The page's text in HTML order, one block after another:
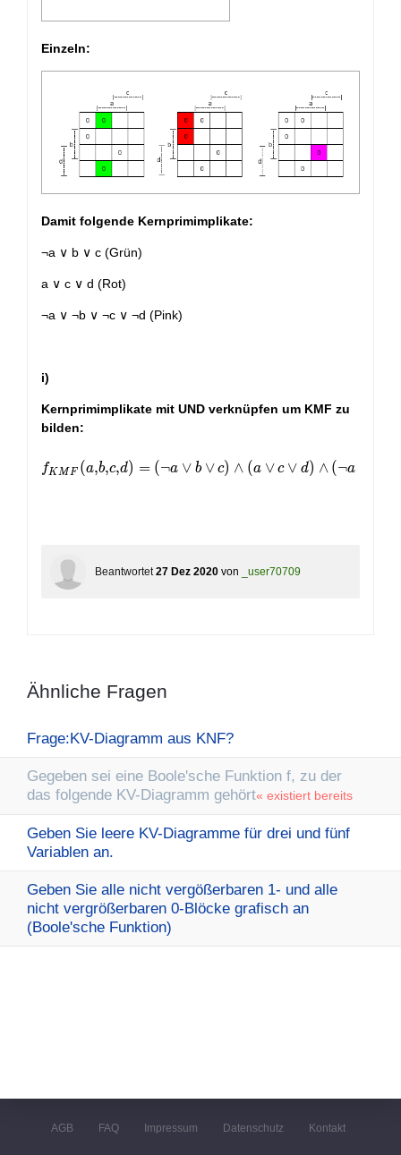
Einzeln:
Damit folgende Kernprimimplikate:
¬a ∨ b ∨ c (Grün)
a ∨ c ∨ d (Rot)
¬a ∨ ¬b ∨ ¬c ∨ ¬d (Pink)
i)
Kernprimimplikate mit UND verknüpfen um KMF zu
bilden:
f_{KMF}(a,b,c,d) = (¬a ∨ b ∨ c) ∧ (a ∨ c ∨ d) ∧ (¬a
fKMF (a,b,c,d) = (¬a ∨ b ∨ c) ∧ (a ∨ c ∨ d) ∧ (¬a
Beantwortet 27 Dez 2020 von _user70709
Ähnliche Fragen
Frage:KV-Diagramm aus KNF?
Gegeben sei eine Boole'sche Funktion f, zu der
das folgende KV-Diagramm gehört« existiert bereits
Geben Sie leere KV-Diagramme für drei und fünf
Variablen an.
Geben Sie alle nicht vergößerbaren 1- und alle
nicht vergrößerbaren 0-Blöcke grafisch an
(Boole'sche Funktion)
AGB FAQ Impressum Datenschutz Kontakt